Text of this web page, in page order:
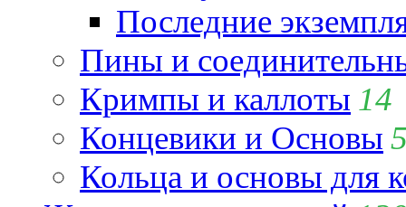
Последние
Пины и
Кримпы и каллоты 14
Концевики и Основы
Кольца и основы для